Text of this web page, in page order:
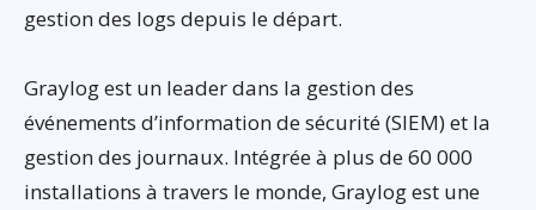
gestion des logs depuis le départ.
Graylog est un leader dans la gestion des
événements d’information de sécurité (SIEM) et la
gestion des journaux. Intégrée à plus de 60 000
installations à travers le monde, Graylog est une